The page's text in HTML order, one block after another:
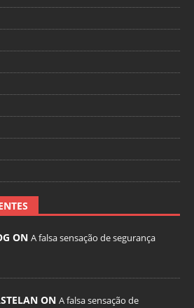
ON A falsa sensação de segurança
ON A falsa sensação de